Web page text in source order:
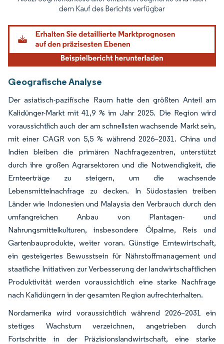
Bild © Mordor Intelligence. Wiederverwendung erfordert Namensnennung
Geografische Analyse
Der asiatisch-pazifische Raum hatte den größten Anteil am
Kalidünger-Markt mit 41,9 % im Jahr 2025. Die Region wird
voraussichtlich auch der am schnellsten wachsende Markt sein,
mit einer CAGR von 5,5 % während 2026–2031. China und
Indien bleiben die primären Nachfragezentren, unterstützt
durch ihre großen Agrarsektoren und die Notwendigkeit, die
Ernteerträge zu steigern, um die wachsende
Lebensmittelnachfrage zu decken. In Südostasien treiben
Länder wie Indonesien und Malaysia den Verbrauch durch den
umfangreichen Anbau von Plantagen- und
Nahrungsmittelkulturen, insbesondere Ölpalme, Reis und
Gartenbauprodukte, weiter voran. Günstige Erntewirtschaft,
ein gesteigertes Bewusstsein für Nährstoffmanagement und
staatliche Initiativen zur Verbesserung der landwirtschaftlichen
Produktivität werden voraussichtlich eine starke Nachfrage
nach Kalidüngern in der gesamten Region aufrechterhalten.
Nordamerika wird voraussichtlich während 2026–2031 ein
stetiges Wachstum verzeichnen, angetrieben durch
Fortschritte in der Präzisionslandwirtschaft, eine starke